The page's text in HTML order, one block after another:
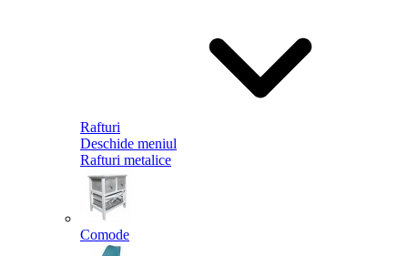
Rafturi
Deschide meniul
Rafturi metalice
Comode